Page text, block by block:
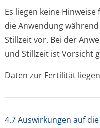
Es liegen keine
die Anwendung
Stillzeit vor. Bei der
und Stillzeit ist Vorsicht
Daten zur Fertilität
4.7 Auswirkungen auf